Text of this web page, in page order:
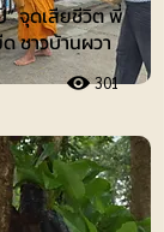
จุดเสียชีวิต พี่
ชาวบ้านผวา
301